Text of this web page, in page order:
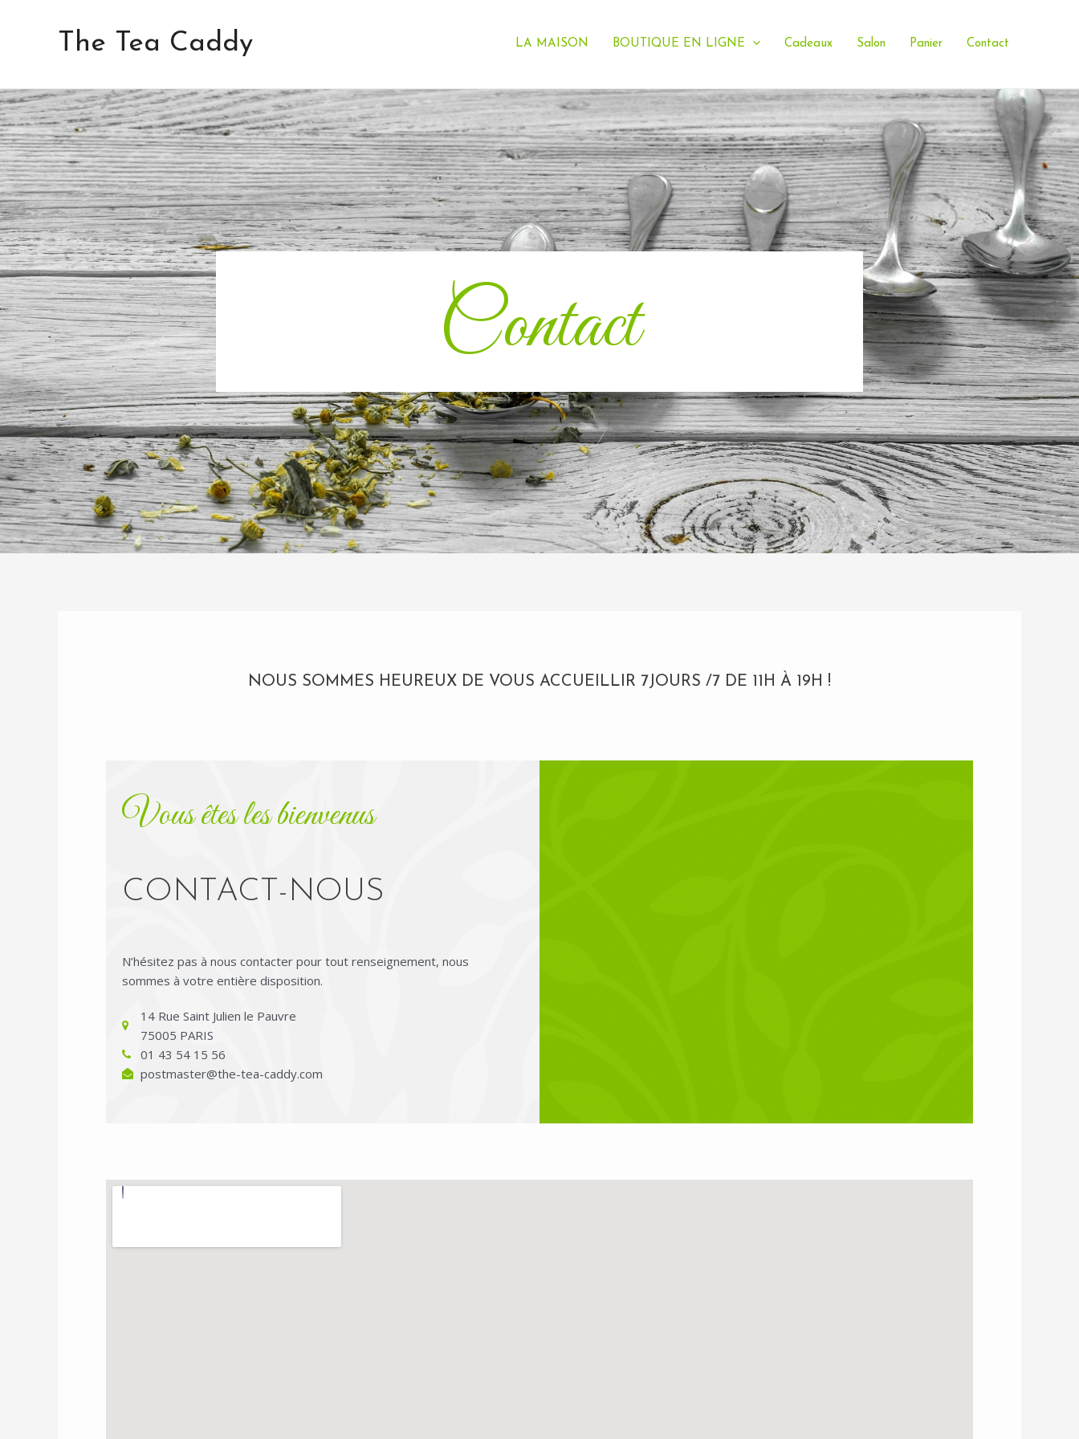
The Tea Caddy LA MAISON BOUTIQUE EN LIGNE Cadeaux Salon Panier Contact
Contact
NOUS SOMMES HEUREUX DE VOUS ACCUEILLIR 7JOURS /7 DE 11H À 19H !
Vous êtes les bienvenus
CONTACT-NOUS
N’hésitez pas à nous contacter pour tout renseignement, nous
sommes à votre entière disposition.
14 Rue Saint Julien le Pauvre
75005 PARIS
01 43 54 15 56
postmaster@the-tea-caddy.com